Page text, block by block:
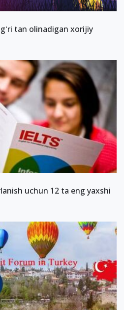
tan olinadigan xorijiy
uchun 12 ta eng yaxshi